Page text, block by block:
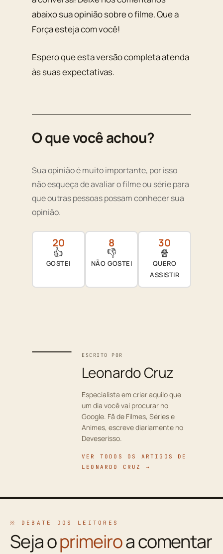
abaixo sua opinião sobre o filme. Que a
Força esteja com você!
Espero que esta versão completa atenda
às suas expectativas.
O que você achou?
Sua opinião é muito importante, por isso
não esqueça de avaliar o filme ou série para
que outras pessoas possam conhecer sua
opinião.
20
👍
GOSTEI
8
👎
NÃO GOSTEI
30
🍿
QUERO
ASSISTIR
ESCRITO POR
Leonardo Cruz
Especialista em criar aquilo que
um dia você vai procurar no
Google. Fã de Filmes, Séries e
Animes, escreve diariamente no
Deveserisso.
VER TODOS OS ARTIGOS DE
LEONARDO CRUZ →
※ DEBATE DOS LEITORES
Seja oprimeiroa comentar